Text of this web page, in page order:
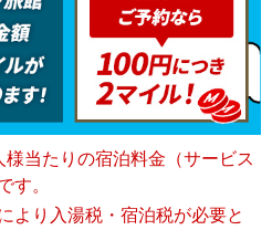
当たりの宿泊料金（サービス
す。
より入湯税・宿泊税が必要と